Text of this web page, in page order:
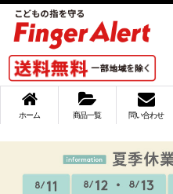
ホーム 商品一覧 問い合わせ